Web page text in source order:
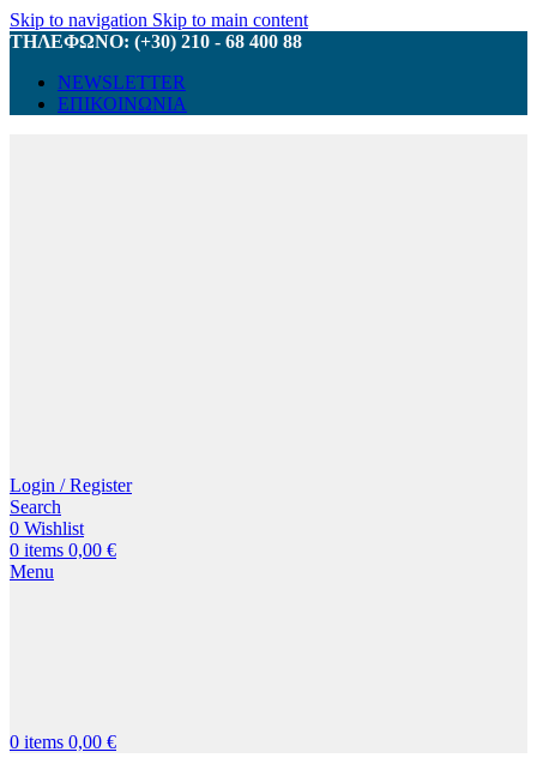
Skip to navigation Skip to main content
ΤΗΛΕΦΩΝΟ: (+30) 210 - 68 400 88
NEWSLETTER
ΕΠΙΚΟΙΝΩΝΙΑ
Login / Register
Search
0 Wishlist
0 items 0,00 €
Menu
0 items 0,00 €